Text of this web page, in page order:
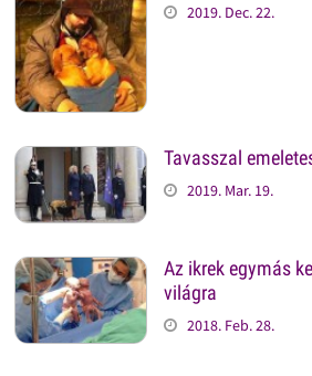
2019. Dec. 22.
Tavasszal
2019. Mar. 19.
Az ikrek egymás
világra
2018. Feb. 28.